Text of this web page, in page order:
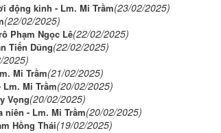
động kinh - Lm. Mi Trầm(23/02/2025)
(22/02/2025)
Phạm Ngọc Lê(22/02/2025)
Tiến Dũng(22/02/2025)
2025)
Mi Trầm(21/02/2025)
Mi Trầm(20/02/2025)
Vọng(20/02/2025)
niên - Lm. Mi Trầm(20/02/2025)
Hồng Thái(19/02/2025)